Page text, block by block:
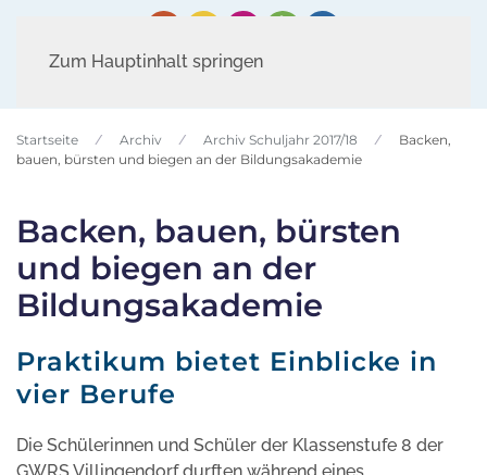
Zum Hauptinhalt springen
Startseite Archiv Archiv Schuljahr 2017/18
Backen,
bauen, bürsten und biegen an der Bildungsakademie
Backen, bauen, bürsten
und biegen an der
Bildungsakademie
Praktikum bietet Einblicke in
vier Berufe
Die Schülerinnen und Schüler der Klassenstufe 8 der